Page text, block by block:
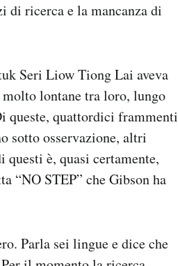
di ricerca e la mancanza di
Seri Liow Tiong Lai aveva
lontane tra loro, lungo
queste, quattordici frammenti
sotto osservazione, altri
è, quasi certamente,
“NO STEP” che Gibson ha
Parla sei lingue e dice che